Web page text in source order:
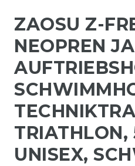
ZAOSU Z-
NEOPREN
TRIATHLON,
UNISEX,